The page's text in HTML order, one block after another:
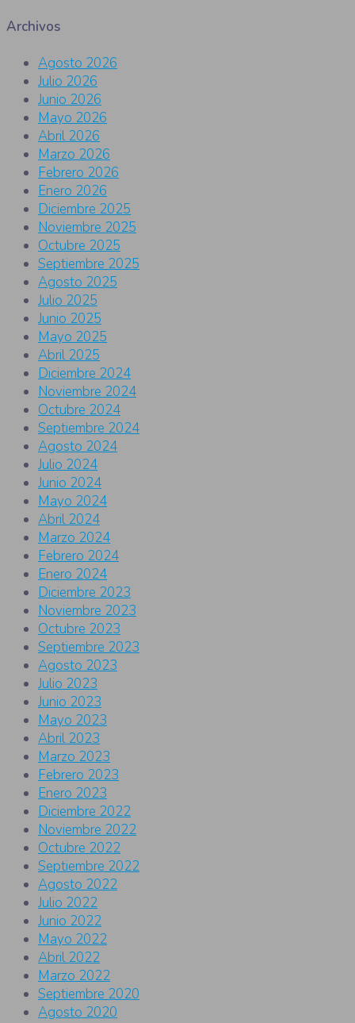
Archivos
Agosto 2026
Julio 2026
Junio 2026
Mayo 2026
Abril 2026
Marzo 2026
Febrero 2026
Enero 2026
Diciembre 2025
Noviembre 2025
Octubre 2025
Septiembre 2025
Agosto 2025
Julio 2025
Junio 2025
Mayo 2025
Abril 2025
Diciembre 2024
Noviembre 2024
Octubre 2024
Septiembre 2024
Agosto 2024
Julio 2024
Junio 2024
Mayo 2024
Abril 2024
Marzo 2024
Febrero 2024
Enero 2024
Diciembre 2023
Noviembre 2023
Octubre 2023
Septiembre 2023
Agosto 2023
Julio 2023
Junio 2023
Mayo 2023
Abril 2023
Marzo 2023
Febrero 2023
Enero 2023
Diciembre 2022
Noviembre 2022
Octubre 2022
Septiembre 2022
Agosto 2022
Julio 2022
Junio 2022
Mayo 2022
Abril 2022
Marzo 2022
Septiembre 2020
Agosto 2020